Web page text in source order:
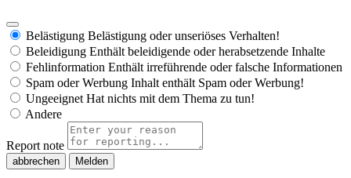
Belästigung Belästigung oder unseriöses Verhalten!
Beleidigung Enthält beleidigende oder herabsetzende Inhalte
Fehlinformation Enthält irreführende oder falsche Informationen
Spam oder Werbung Inhalt enthält Spam oder Werbung!
Ungeeignet Hat nichts mit dem Thema zu tun!
Andere
Report note
Melden